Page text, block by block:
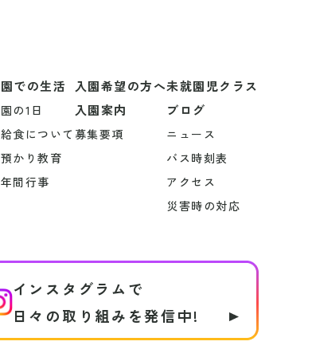
園での生活
園の1日
給食について
預かり教育
年間行事
入園希望の方へ
入園案内
募集要項
未就園児クラス
ブログ
ニュース
バス時刻表
アクセス
災害時の対応
インスタグラムで
日々の取り組みを発信中!